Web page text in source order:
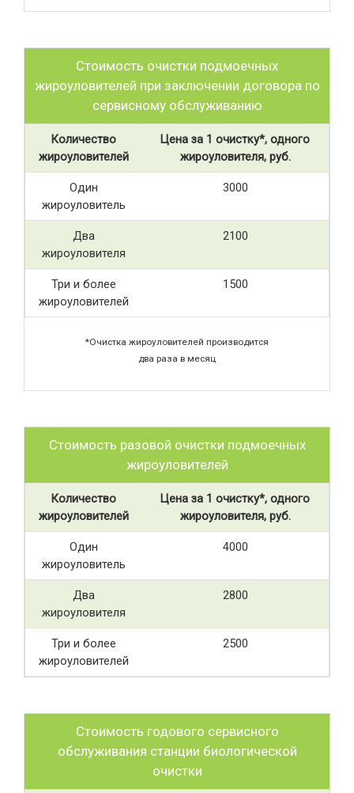
Стоимость очистки подмоечных
жироуловителей при заключении договора по
сервисному обслуживанию
Количество
жироуловителей
Цена за 1 очистку*, одного
жироуловителя, руб.
Один
жироуловитель
3000
Два
жироуловителя
2100
Три и более
жироуловителей
1500
*Очистка жироуловителей производится
два раза в месяц
Стоимость разовой очистки подмоечных
жироуловителей
Количество
жироуловителей
Цена за 1 очистку*, одного
жироуловителя, руб.
Один
жироуловитель
4000
Два
жироуловителя
2800
Три и более
жироуловителей
2500
Стоимость годового сервисного
обслуживания станции биологической
очистки